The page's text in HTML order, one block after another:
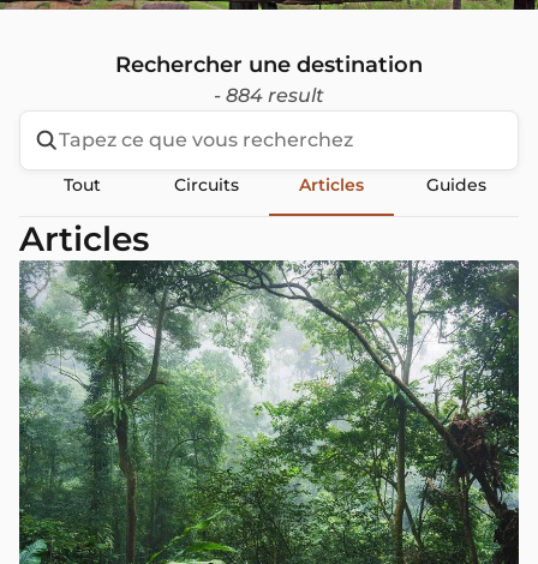
Rechercher une destination
- 884 result
Tout Circuits Articles Guides
Articles